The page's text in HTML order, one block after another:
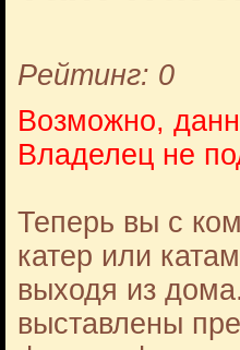
Рейтинг: 0
Возможно,
Владелец не
Теперь вы с
катер или
выходя из
выставлены